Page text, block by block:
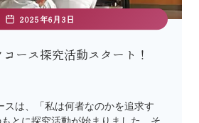
2025年6月3日
ース探究活動スタート！
スは、「私は何者なのかを追求す